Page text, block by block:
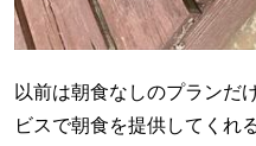
以前は朝食なしのプランだ
ビスで朝食を提供してくれ